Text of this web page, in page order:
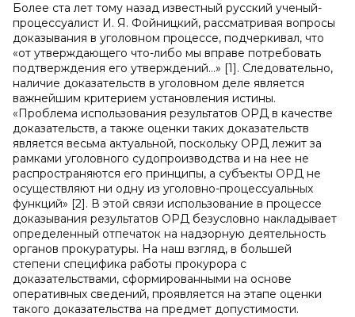
Более ста лет тому назад известный русский ученый-
процессуалист И. Я. Фойницкий, рассматривая вопросы
доказывания в уголовном процессе, подчеркивал, что
«от утверждающего что-либо мы вправе потребовать
подтверждения его утверждений…» [1]. Следовательно,
наличие доказательств в уголовном деле является
важнейшим критерием установления истины.
«Проблема использования результатов ОРД в качестве
доказательств, а также оценки таких доказательств
является весьма актуальной, поскольку ОРД лежит за
рамками уголовного судопроизводства и на нее не
распространяются его принципы, а субъекты ОРД не
осуществляют ни одну из уголовно-процессуальных
функций» [2]. В этой связи использование в процессе
доказывания результатов ОРД безусловно накладывает
определенный отпечаток на надзорную деятельность
органов прокуратуры. На наш взгляд, в большей
степени специфика работы прокурора с
доказательствами, сформированными на основе
оперативных сведений, проявляется на этапе оценки
такого доказательства на предмет допустимости.